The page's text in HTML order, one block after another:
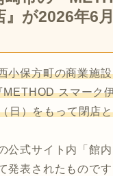
』が2026年6
小保方町の商業施
METHOD スマーク
日）をもって閉店
公式サイト内「館
発表されたものです